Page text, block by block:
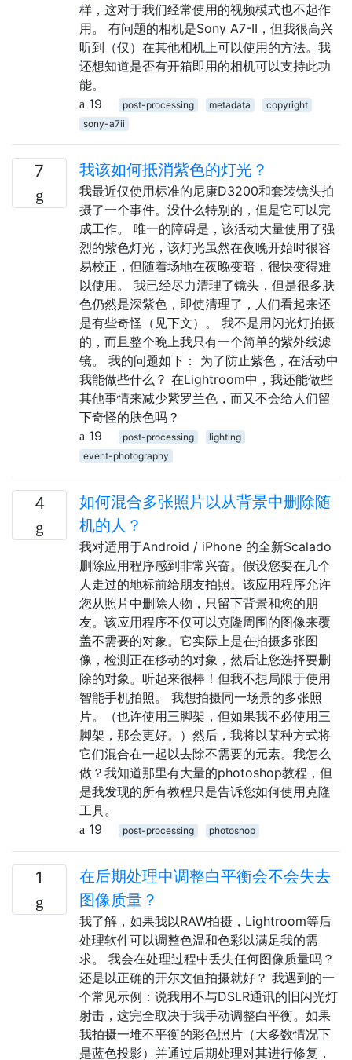
样，这对于我们经常使用的视频模式也不起作
用。 有问题的相机是Sony A7-II，但我很高兴
听到（仅）在其他相机上可以使用的方法。我
还想知道是否有开箱即用的相机可以支持此功
能。
19
post-processing metadata
copyright
sony-a7ii
7 我该如何抵消紫色的灯光？
我最近仅使用标准的尼康D3200和套装镜头拍
摄了一个事件。没什么特别的，但是它可以完
成工作。 唯一的障碍是，该活动大量使用了强
烈的紫色灯光，该灯光虽然在夜晚开始时很容
易校正，但随着场地在夜晚变暗，很快变得难
以使用。 我已经尽力清理了镜头，但是很多肤
色仍然是深紫色，即使清理了，人们看起来还
是有些奇怪（见下文）。 我不是用闪光灯拍摄
的，而且整个晚上我只有一个简单的紫外线滤
镜。 我的问题如下： 为了防止紫色，在活动中
我能做些什么？ 在Lightroom中，我还能做些
其他事情来减少紫罗兰色，而又不会给人们留
下奇怪的肤色吗？
19
post-processing
lighting
event-photography
4
如何混合多张照片以从背景中删除随
机的人？
我对适用于Android / iPhone 的全新Scalado
删除应用程序感到非常兴奋。假设您要在几个
人走过的地标前给朋友拍照。该应用程序允许
您从照片中删除人物，只留下背景和您的朋
友。该应用程序不仅可以克隆周围的图像来覆
盖不需要的对象。它实际上是在拍摄多张图
像，检测正在移动的对象，然后让您选择要删
除的对象。听起来很棒！但我不想局限于使用
智能手机拍照。 我想拍摄同一场景的多张照
片。（也许使用三脚架，但如果我不必使用三
脚架，那会更好。）然后，我将以某种方式将
它们混合在一起以去除不需要的元素。我怎么
做？我知道那里有大量的photoshop教程，但
是我发现的所有教程只是告诉您如何使用克隆
工具。
19
post-processing photoshop
1
在后期处理中调整白平衡会不会失去
图像质量？
我了解，如果我以RAW拍摄，Lightroom等后
处理软件可以调整色温和色彩以满足我的需
求。 我会在处理过程中丢失任何图像质量吗？
还是以正确的开尔文值拍摄就好？ 我遇到的一
个常见示例：说我用不与DSLR通讯的旧闪光灯
射击，这完全取决于我手动调整白平衡。如果
我拍摄一堆不平衡的彩色照片（大多数情况下
是蓝色投影）并通过后期处理对其进行修复，